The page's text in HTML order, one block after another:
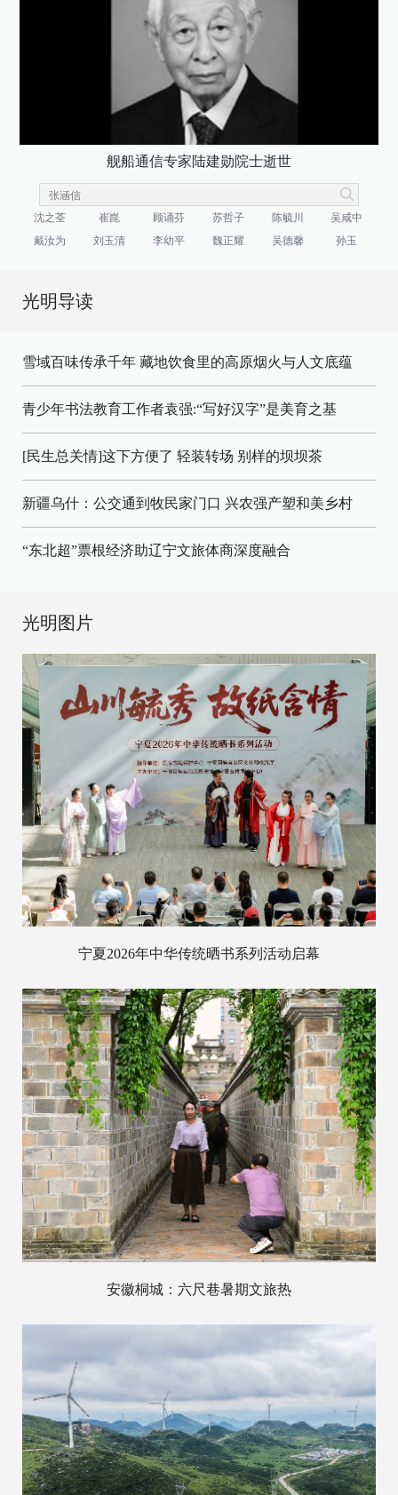
舰船通信专家陆建勋院士逝世
沈之荃 崔崑 顾诵芬 苏哲子 陈毓川
吴咸中
戴汝为
刘玉清 李幼平 魏正耀 吴德馨 孙玉
光明导读
雪域百味传承千年 藏地饮食里的高原烟火与人文底蕴
青少年书法教育工作者袁强:“写好汉字”是美育之基
[民生总关情]这下方便了 轻装转场 别样的坝坝茶
新疆乌什：公交通到牧民家门口 兴农强产塑和美乡村
“东北超”票根经济助辽宁文旅体商深度融合
光明图片
宁夏2026年中华传统晒书系列活动启幕
安徽桐城：六尺巷暑期文旅热